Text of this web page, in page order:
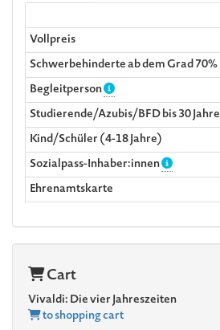
Vollpreis
Schwerbehinderte ab dem Grad 70%
Begleitperson
Studierende/Azubis/BFD bis 30 Jahre
Kind/Schüler (4-18 Jahre)
Sozialpass-Inhaber:innen
Ehrenamtskarte
Cart
Vivaldi: Die vier Jahreszeiten
to shopping cart